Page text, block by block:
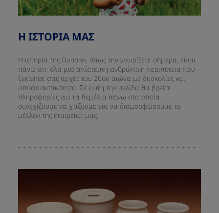
Η ΙΣΤΟΡΙΑ ΜΑΣ ​
Η ιστορία της Danone, όπως την γνωρίζετε σήμερα, είναι
πάνω απ' όλα μια απίστευτη ανθρώπινη περιπέτεια που
ξεκίνησε στις αρχές του 20ου αιώνα με δυσκολίες και
αποφασιστικότητα. Σε αυτή την σελίδα θα βρείτε
πληροφορίες για τα θεμέλια πάνω στα οποία
συνεχίζουμε να χτίζουμε για να διαμορφώσουμε το
μέλλον της εταιρείας μας.​